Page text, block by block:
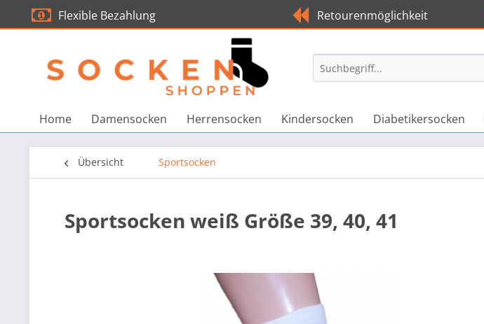
Flexible Bezahlung Retourenmöglichkeit
Home Damensocken Herrensocken Kindersocken Diabetikersocken
Übersicht Sportsocken
Sportsocken weiß Größe 39, 40, 41